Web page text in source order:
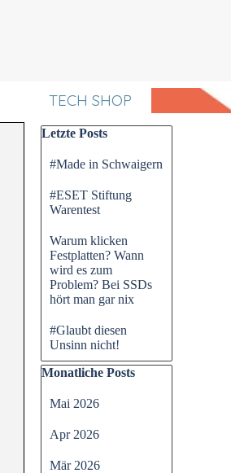
TECH SHOP
Block überspringen Letzte
Letzte Posts
#Made in Schwaigern
#ESET Stiftung
Warentest
Warum klicken
Festplatten? Wann
wird es zum
Problem? Bei SSDs
hört man gar nix
#Glaubt diesen
Unsinn nicht!
Block überspringen
Monatliche Posts
Mai 2026
Apr 2026
Mär 2026